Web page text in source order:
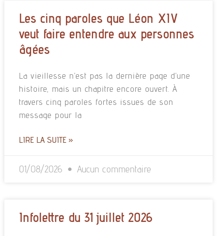
Les cinq paroles que Léon XIV
veut faire entendre aux personnes
âgées
La vieillesse n’est pas la dernière page d’une
histoire, mais un chapitre encore ouvert. À
travers cinq paroles fortes issues de son
message pour la
LIRE LA SUITE »
01/08/2026 Aucun commentaire
Infolettre du 31 juillet 2026